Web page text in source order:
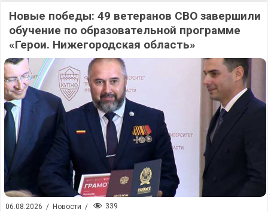
Новые победы: 49 ветеранов СВО завершили
обучение по образовательной программе
«Герои. Нижегородская область»
06.08.2026 / Новости / 339